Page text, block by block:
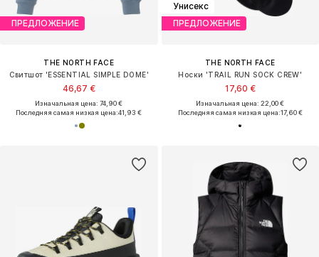
ПРЕДЛОЖЕНИЕ
THE NORTH FACE
Свитшот 'ESSENTIAL SIMPLE DOME'
46,67 €
Изначальная цена: 74,90 €
Последняя самая низкая цена:41,93 €
Унисекс
ПРЕДЛОЖЕНИЕ
THE NORTH FACE
Носки 'TRAIL RUN SOCK CREW'
17,60 €
Изначальная цена: 22,00 €
Последняя самая низкая цена:17,60 €